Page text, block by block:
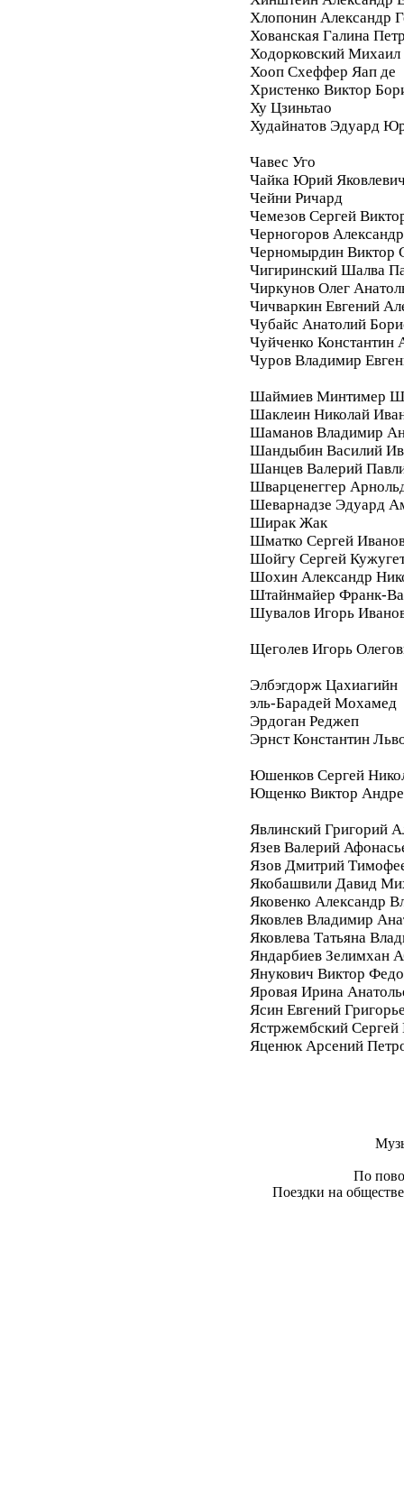
Хлопонин Александр
Хованская Галина
Ходорковский Михаил
Хооп Схеффер Яап де
Христенко Виктор
Ху Цзиньтао
Худайнатов Эдуард
Чавес Уго
Чайка Юрий
Чейни Ричард
Чемезов Сергей
Черногоров
Черномырдин Виктор
Чигиринский Шалва
Чиркунов Олег
Чичваркин Евгений
Чубайс Анатолий
Чуйченко Константин
Чуров Владимир
Шаймиев Минтимер
Шаклеин Николай
Шаманов Владимир
Шандыбин Василий
Шанцев Валерий
Шварценеггер
Шеварнадзе Эдуард
Ширак Жак
Шматко Сергей
Шойгу Сергей
Шохин Александр
Штайнмайер Франк-
Шувалов Игорь
Щеголев Игорь
Элбэгдорж Цахиагийн
эль-Барадей Мохамед
Эрдоган Реджеп
Эрнст Константин
Юшенков Сергей
Ющенко Виктор
Явлинский Григорий
Язев Валерий
Язов Дмитрий
Якобашвили Давид
Яковенко Александр
Яковлев Владимир
Яковлева Татьяна
Яндарбиев Зелимхан
Янукович Виктор
Яровая Ирина
Ясин Евгений
Ястржембский
Яценюк Арсений
По
Поездки на